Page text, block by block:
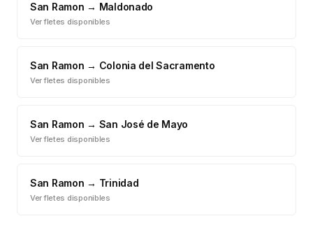
San Ramon → Maldonado
Ver fletes disponibles
San Ramon → Colonia del Sacramento
Ver fletes disponibles
San Ramon → San José de Mayo
Ver fletes disponibles
San Ramon → Trinidad
Ver fletes disponibles